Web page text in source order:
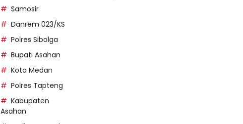
Samosir
Danrem 023/KS
Polres Sibolga
Bupati Asahan
Kota Medan
Polres Tapteng
Kabupaten
Asahan